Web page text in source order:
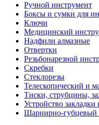
Ручной инструмент
Боксы и сумки для
Ключи
Медицинский
Надфили алмазные
Отвертки
Резьбонарезной
Скребки
Стеклорезы
Телескопический и
Тиски, струбцины,
Устройство
Шарнирно-губцевый